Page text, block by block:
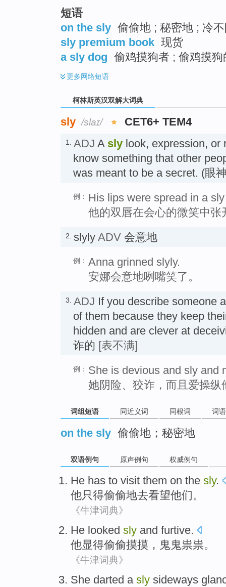
短语
on the sly 偷偷地 ; 秘密地 ; 冷
sly premium book 现货
a sly dog 偷鸡摸狗者 ; 偷鸡摸
更多网络短语
柯林斯英汉双解大词典
sly /slaɪ/ CET6+ TEM4
1. ADJ A sly look, expression, or
know something that other
was meant to be a secret. (眼
例： His lips were spread in a
他的双唇在会心的微笑中张
2. slyly ADV 会意地
例： Anna grinned slyly.
安娜会意地咧嘴笑了。
3. ADJ If you describe someone
of them because they keep
hidden and are clever at
诈的 [表不满]
例： She is devious and sly and
她阴险、狡诈，而且爱操纵
词组短语 同近义词 同根词 词
on the sly 偷偷地；秘密地
双语例句 原声例句 权威例句
He has to visit them on the sly.
他只得偷偷地去看望他们。
《牛津词典》
He looked sly and furtive.
他显得偷偷摸摸 ， 鬼鬼祟祟。
《牛津词典》
She darted a sly sideways